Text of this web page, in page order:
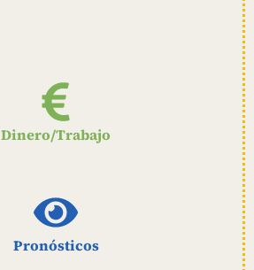
Dinero/Trabajo
Pronósticos